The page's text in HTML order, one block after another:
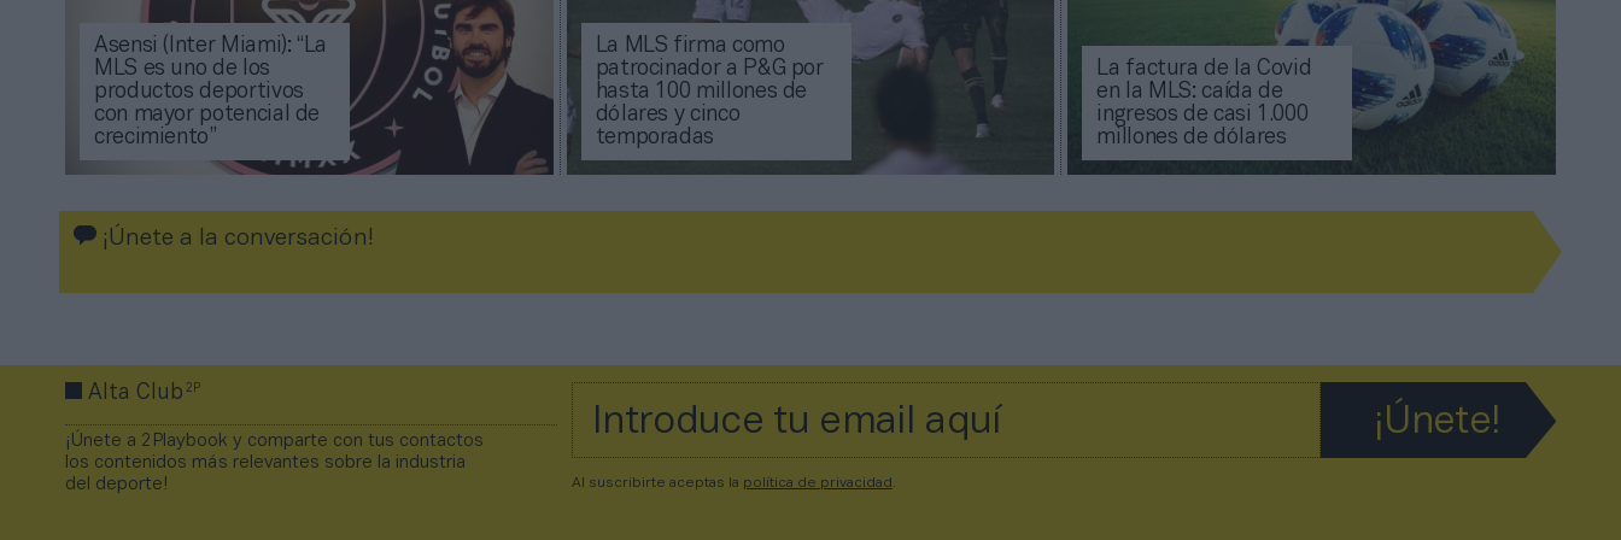
Asensi (Inter Miami): “La
MLS es uno de los
productos deportivos
con mayor potencial de
crecimiento”
La MLS firma como
patrocinador a P&G por
hasta 100 millones de
dólares y cinco
temporadas
La factura de la Covid
en la MLS: caída de
ingresos de casi 1.000
millones de dólares
¡Únete a la conversación!
Alta Club2P
¡Únete a 2Playbook y comparte con tus contactos
los contenidos más relevantes sobre la industria
del deporte!
Al suscribirte aceptas la política de privacidad